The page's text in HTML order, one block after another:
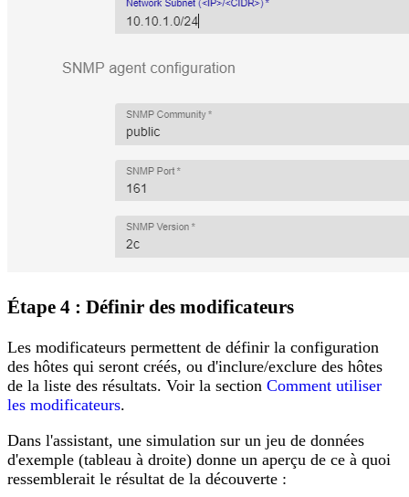
Étape 4 : Définir des modificateurs
Les modificateurs permettent de définir la configuration
des hôtes qui seront créés, ou d'inclure/exclure des hôtes
de la liste des résultats. Voir la section Comment utiliser
les modificateurs.
Dans l'assistant, une simulation sur un jeu de données
d'exemple (tableau à droite) donne un aperçu de ce à quoi
ressemblerait le résultat de la découverte :